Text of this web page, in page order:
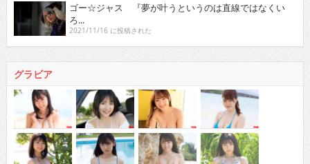
ゴー☆ジャス 『夢が叶うというのは直線ではなくい
ろ...
2021/11/16 に投稿された
グラビア